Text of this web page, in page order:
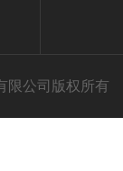
限公司版权所有